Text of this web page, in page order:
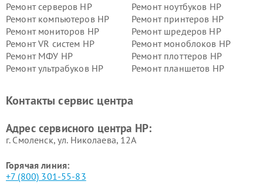
Ремонт серверов HP
Ремонт ноутбуков HP
Ремонт компьютеров HP
Ремонт принтеров HP
Ремонт мониторов HP
Ремонт шредеров HP
Ремонт VR систем HP
Ремонт моноблоков HP
Ремонт МФУ HP
Ремонт плоттеров HP
Ремонт ультрабуков HP
Ремонт планшетов HP
Контакты сервис центра
Адрес сервисного центра HP:
г. Смоленск, ул. Николаева, 12А
Горячая линия:
+7 (800) 301-55-83